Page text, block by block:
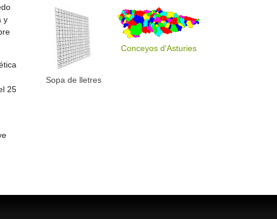
y
25
Sopa de lletres
Conceyos d'Asturies